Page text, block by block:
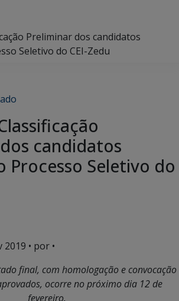
Preliminar dos candidatos
Seletivo do CEI-Zedu
candidatos
Processo Seletivo do
2019 • por •
final, com homologação e convocação
ocorre no próximo dia 12 de
fevereiro.